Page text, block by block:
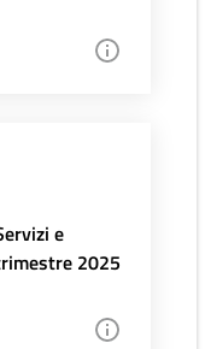
e
2025